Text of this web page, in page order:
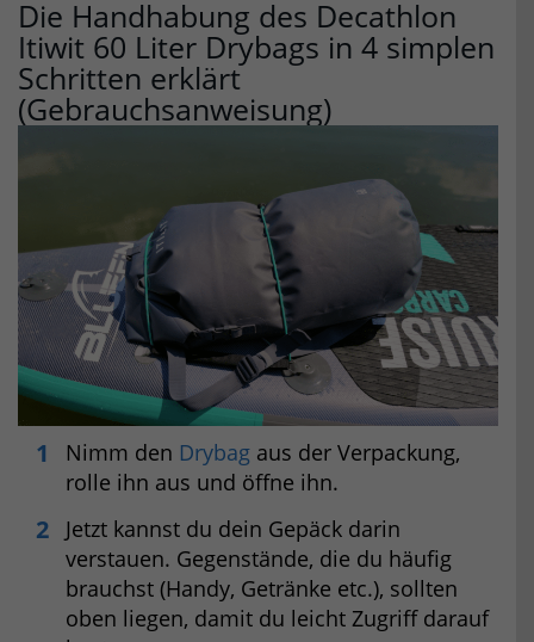
Die Handhabung des Decathlon
Itiwit 60 Liter Drybags in 4 simplen
Schritten erklärt
(Gebrauchsanweisung)
Nimm den Drybag aus der Verpackung,
rolle ihn aus und öffne ihn.
Jetzt kannst du dein Gepäck darin
verstauen. Gegenstände, die du häufig
brauchst (Handy, Getränke etc.), sollten
oben liegen, damit du leicht Zugriff darauf